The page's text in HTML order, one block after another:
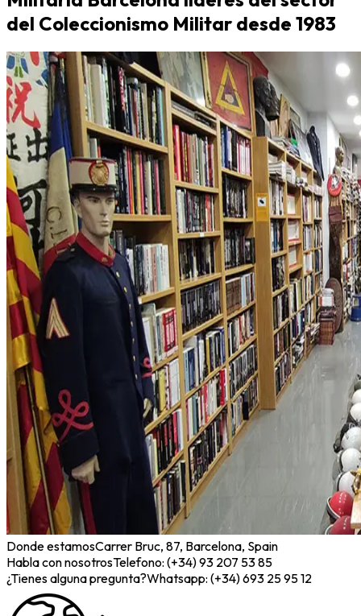
del Coleccionismo Militar desde 1983
Donde estamosCarrer Bruc, 87, Barcelona, Spain
Habla con nosotrosTelefono: (+34) 93 207 53 85
¿Tienes alguna pregunta?Whatsapp: (+34) 693 25 95 12